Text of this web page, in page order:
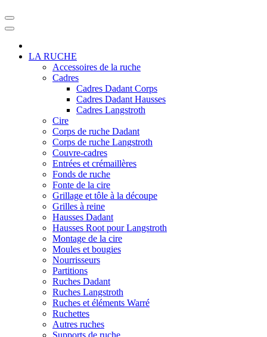
LA RUCHE
Accessoires de la ruche
Cadres
Cadres Dadant Corps
Cadres Dadant Hausses
Cadres Langstroth
Cire
Corps de ruche Dadant
Corps de ruche Langstroth
Couvre-cadres
Entrées et crémaillères
Fonds de ruche
Fonte de la cire
Grillage et tôle à la découpe
Grilles à reine
Hausses Dadant
Hausses Root pour Langstroth
Montage de la cire
Moules et bougies
Nourrisseurs
Partitions
Ruches Dadant
Ruches Langstroth
Ruches et éléments Warré
Ruchettes
Autres ruches
Supports de ruche